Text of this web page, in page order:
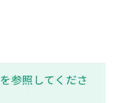
を参照してくださ